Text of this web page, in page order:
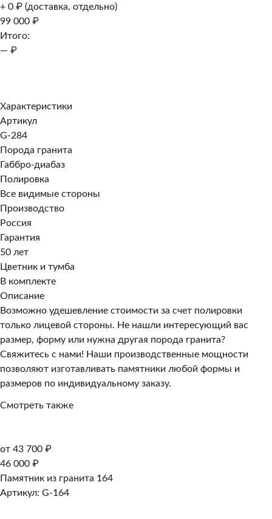
+ 0 ₽ (доставка, отдельно)
99 000 ₽
Итого:
— ₽
Характеристики
Артикул
G-284
Порода гранита
Габбро-диабаз
Полировка
Все видимые стороны
Производство
Россия
Гарантия
50 лет
Цветник и тумба
В комплекте
Описание
Возможно удешевление стоимости за счет полировки
только лицевой стороны. Не нашли интересующий вас
размер, форму или нужна другая порода гранита?
Свяжитесь с нами! Наши производственные мощности
позволяют изготавливать памятники любой формы и
размеров по индивидуальному заказу.
Смотреть также
от 43 700 ₽
46 000 ₽
Памятник из гранита 164
Артикул: G-164